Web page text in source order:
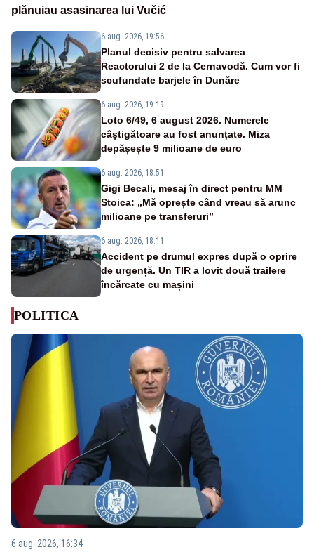
plănuiau asasinarea lui Vučić
6 aug. 2026, 19:56
Planul decisiv pentru salvarea
Reactorului 2 de la Cernavodă. Cum vor fi
scufundate barjele în Dunăre
6 aug. 2026, 19:19
Loto 6/49, 6 august 2026. Numerele
câștigătoare au fost anunțate. Miza
depășește 9 milioane de euro
6 aug. 2026, 18:51
Gigi Becali, mesaj în direct pentru MM
Stoica: „Mă oprește când vreau să arunc
milioane pe transferuri”
6 aug. 2026, 18:11
Accident pe drumul expres după o oprire
de urgență. Un TIR a lovit două trailere
încărcate cu mașini
POLITICA
6 aug. 2026, 16:34